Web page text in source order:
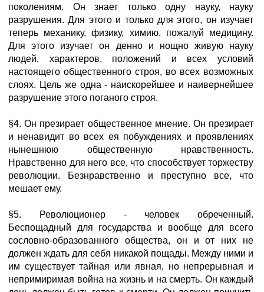
поколениям. Он знает только одну науку, науку
разрушения. Для этого и только для этого, он изучает
теперь механику, физику, химию, пожалуй медицину.
Для этого изучает он денно и нощно живую науку
людей, характеров, положений и всех условий
настоящего общественного строя, во всех возможных
слоях. Цель же одна - наискорейшее и наивернейшее
разрушение этого поганого строя.
§4. Он презирает общественное мнение. Он презирает
и ненавидит во всех ея побуждениях и проявлениях
нынешнюю общественную нравственность.
Нравственно для него все, что способствует торжеству
революции. Безнравственно и преступно все, что
мешает ему.
§5. Революционер - человек обреченный.
Беспощадный для государства и вообще для всего
сословно-образованного общества, он и от них не
должен ждать для себя никакой пощады. Между ними и
им существует тайная или явная, но непрерывная и
непримиримая война на жизнь и на смерть. Он каждый